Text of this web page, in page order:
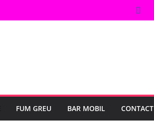
FUM GREU BAR MOBIL CONTACT